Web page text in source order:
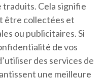
Cela signifie
être collectées et
ou publicitaires. Si
de vos
des services de
une meilleure